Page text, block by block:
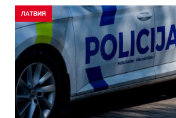
ЛАТВИЯ